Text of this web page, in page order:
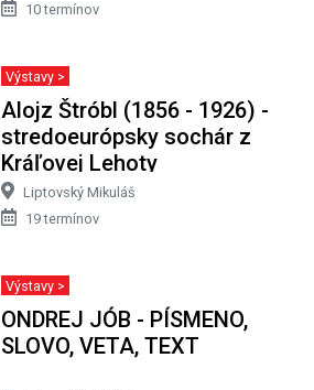
10 termínov
Výstavy >
Alojz Štróbl (1856 - 1926) -
stredoeurópsky sochár z
Kráľovej Lehoty
Liptovský Mikuláš
19 termínov
Výstavy >
ONDREJ JÓB - PÍSMENO,
SLOVO, VETA, TEXT